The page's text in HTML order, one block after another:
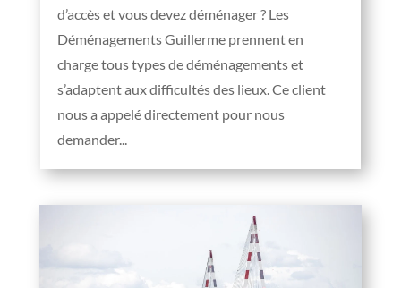
d’accès et vous devez déménager ? Les
Déménagements Guillerme prennent en
charge tous types de déménagements et
s’adaptent aux difficultés des lieux. Ce client
nous a appelé directement pour nous
demander...